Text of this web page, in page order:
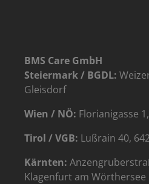
BMS Care GmbH
Steiermark / BGDL:
Gleisdorf
Wien / NÖ: Florianigasse
Tirol / VGB: Lußrain 40,
Kärnten:
Klagenfurt am Wörthersee